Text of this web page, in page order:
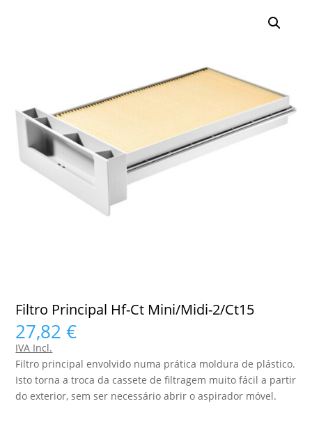
Filtro Principal Hf-Ct Mini/Midi-2/Ct15
27,82€
IVA Incl.
Filtro principal envolvido numa prática moldura de plástico.
Isto torna a troca da cassete de filtragem muito fácil a partir
do exterior, sem ser necessário abrir o aspirador móvel.